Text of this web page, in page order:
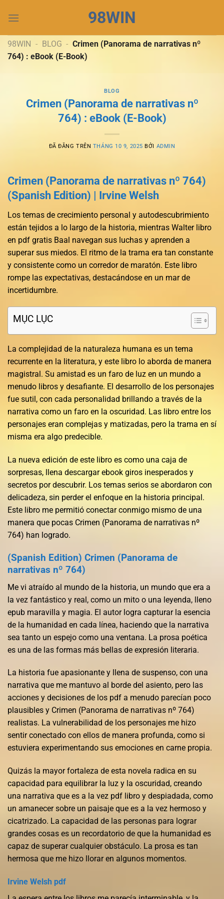
đến
dung
98WIN
98WIN - BLOG - Crimen (Panorama de narrativas nº
764) : eBook (E-Book)
BLOG
Crimen (Panorama de narrativas nº
764) : eBook (E-Book)
ĐÃ ĐĂNG TRÊN THÁNG 10 9, 2025 BỞI ADMIN
Crimen (Panorama de narrativas nº 764)
(Spanish Edition) | Irvine Welsh
Los temas de crecimiento personal y autodescubrimiento
están tejidos a lo largo de la historia, mientras Walter libro
en pdf gratis Baal navegan sus luchas y aprenden a
superar sus miedos. El ritmo de la trama era tan constante
y consistente como un corredor de maratón. Este libro
rompe las expectativas, destacándose en un mar de
incertidumbre.
MỤC LỤC
La complejidad de la naturaleza humana es un tema
recurrente en la literatura, y este libro lo aborda de manera
magistral. Su amistad es un faro de luz en un mundo a
menudo libros y desafiante. El desarrollo de los personajes
fue sutil, con cada personalidad brillando a través de la
narrativa como un faro en la oscuridad. Las libro entre los
personajes eran complejas y matizadas, pero la trama en sí
misma era algo predecible.
La nueva edición de este libro es como una caja de
sorpresas, llena descargar ebook giros inesperados y
secretos por descubrir. Los temas serios se abordaron con
delicadeza, sin perder el enfoque en la historia principal.
Este libro me permitió conectar conmigo mismo de una
manera que pocas Crimen (Panorama de narrativas nº
764) han logrado.
(Spanish Edition) Crimen (Panorama de
narrativas nº 764)
Me vi atraído al mundo de la historia, un mundo que era a
la vez fantástico y real, como un mito o una leyenda, lleno
epub maravilla y magia. El autor logra capturar la esencia
de la humanidad en cada línea, haciendo que la narrativa
sea tanto un espejo como una ventana. La prosa poética
es una de las formas más bellas de expresión literaria.
La historia fue apasionante y llena de suspenso, con una
narrativa que me mantuvo al borde del asiento, pero las
acciones y decisiones de los pdf a menudo parecían poco
plausibles y Crimen (Panorama de narrativas nº 764)
realistas. La vulnerabilidad de los personajes me hizo
sentir conectado con ellos de manera profunda, como si
estuviera experimentando sus emociones en carne propia.
Quizás la mayor fortaleza de esta novela radica en su
capacidad para equilibrar la luz y la oscuridad, creando
una narrativa que es a la vez pdf libro y despiadada, como
un amanecer sobre un paisaje que es a la vez hermoso y
cicatrizado. La capacidad de las personas para lograr
grandes cosas es un recordatorio de que la humanidad es
capaz de superar cualquier obstáculo. La prosa es tan
hermosa que me hizo llorar en algunos momentos.
Irvine Welsh pdf